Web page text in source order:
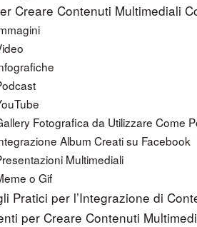
Creare Contenuti Multimediali
Fotografica da Utilizzare Come
Album Creati su Facebook
Multimediali
o Gif
Pratici per l’Integrazione di
per Creare Contenuti